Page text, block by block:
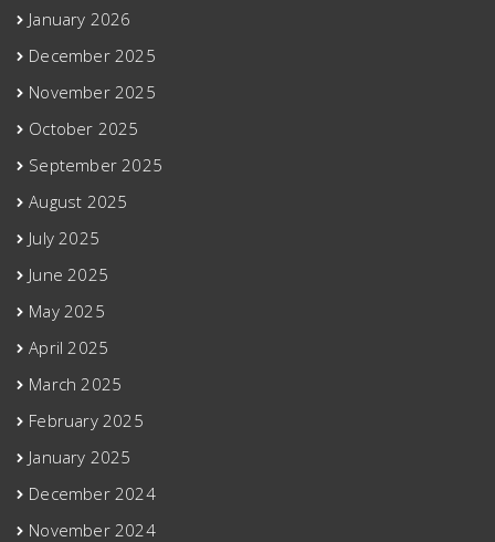
January 2026
December 2025
November 2025
October 2025
September 2025
August 2025
July 2025
June 2025
May 2025
April 2025
March 2025
February 2025
January 2025
December 2024
November 2024